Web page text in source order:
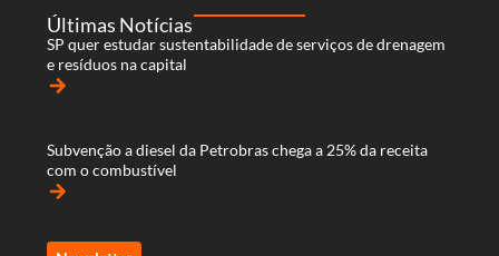
Últimas Notícias
SP quer estudar sustentabilidade de serviços de drenagem
e resíduos na capital
arrow_forward
Subvenção a diesel da Petrobras chega a 25% da receita
com o combustível
arrow_forward